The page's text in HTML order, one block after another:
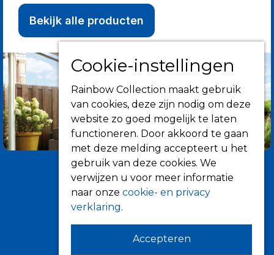
Bekijk alle producten
Informatie
Cookie-instellingen
Rainbow Collection maakt gebruik
van cookies, deze zijn nodig om deze
website zo goed mogelijk te laten
functioneren. Door akkoord te gaan
met deze melding accepteert u het
gebruik van deze cookies. We
verwijzen u voor meer informatie
naar onze cookie- en privacy
verklaring.
Accepteren